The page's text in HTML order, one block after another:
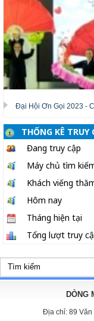
Đại Hội Ơn Gọi 2023 -
THỐNG KÊ TRUY
Đang truy cập
Máy chủ tìm
Khách viếng
Hôm nay
Tháng hiện tại
Tổng lượt truy
DÒNG
Địa chỉ: 89 Văn